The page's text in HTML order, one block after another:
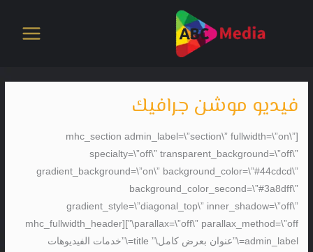
فيديو موشن جرافيك
[mhc_section admin_label=\”section\” fullwidth=\”on\”
specialty=\”off\” transparent_background=\”off\”
gradient_background=\”on\” background_color=\”#44cdcd\”
background_color_second=\”#3a8dff\”
gradient_style=\”diagonal_top\” inner_shadow=\”off\”
parallax=\”off\” parallax_method=\”off\”][mhc_fullwidth_header
admin_label=\”عنوان بعرض كامل\” title=\”خدمات الفيديوهات